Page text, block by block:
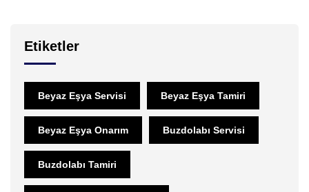
Etiketler
Beyaz Eşya Servisi Beyaz Eşya Tamiri
Beyaz Eşya Onarım Buzdolabı Servisi
Buzdolabı Tamiri